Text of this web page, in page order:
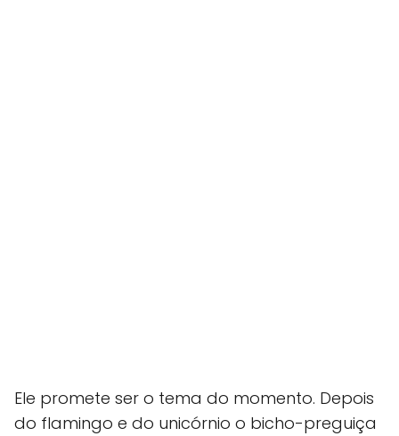
Ele promete ser o tema do momento. Depois
do flamingo e do unicórnio o bicho-preguiça